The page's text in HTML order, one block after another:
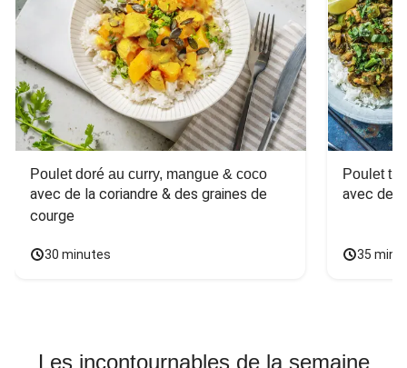
Poulet doré au curry, mangue & coco
avec de la coriandre & des graines de
courge
30 minutes
Poulet
avec des
35
Les incontournables de la semaine